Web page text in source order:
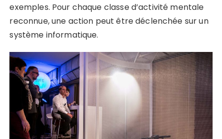
exemples. Pour chaque classe d’activité mentale
reconnue, une action peut être déclenchée sur un
système informatique.